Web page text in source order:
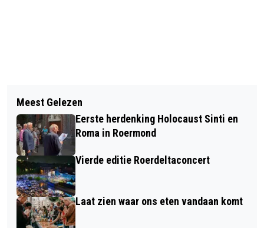
TOP OF THE POPS-CONCERT IN
REUVER BRENGT KLASSIEKERS TOT
LEVEN
DUITSE 98-JARIGE VROUW
VERONGELUKT IN JACHTHAVEN
HATENBOER
Meest Gelezen
Eerste herdenking Holocaust Sinti en
Roma in Roermond
Vierde editie Roerdeltaconcert
Laat zien waar ons eten vandaan komt